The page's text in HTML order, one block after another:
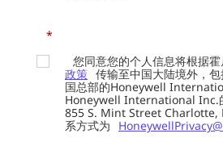
*
您同意您的个人信息将根据
政策 传输至中国大陆境外，
国总部的Honeywell
Honeywell International Inc.
855 S. Mint Street Charlotte,
系方式为